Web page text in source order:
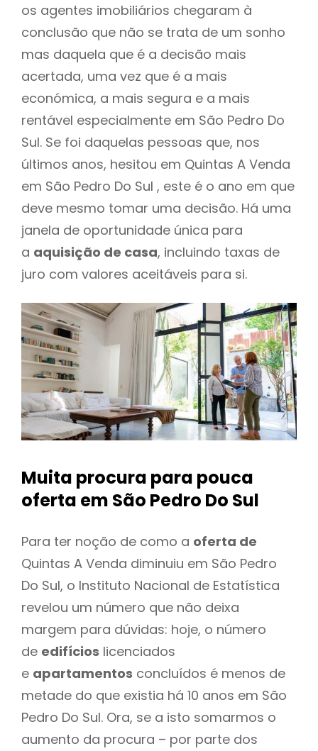
os agentes imobiliários chegaram à
conclusão que não se trata de um sonho
mas daquela que é a decisão mais
acertada, uma vez que é a mais
económica, a mais segura e a mais
rentável especialmente em São Pedro Do
Sul. Se foi daquelas pessoas que, nos
últimos anos, hesitou em Quintas A Venda
em São Pedro Do Sul , este é o ano em que
deve mesmo tomar uma decisão. Há uma
janela de oportunidade única para
a aquisição de casa, incluindo taxas de
juro com valores aceitáveis para si.
Muita procura para pouca
oferta em São Pedro Do Sul
Para ter noção de como a oferta de
Quintas A Venda diminuiu em São Pedro
Do Sul, o Instituto Nacional de Estatística
revelou um número que não deixa
margem para dúvidas: hoje, o número
de edifícios licenciados
e apartamentos concluídos é menos de
metade do que existia há 10 anos em São
Pedro Do Sul. Ora, se a isto somarmos o
aumento da procura – por parte dos